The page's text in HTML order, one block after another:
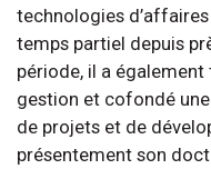
technologies
temps partiel depuis
période, il a
gestion et cofondé
de projets et de
présentement son